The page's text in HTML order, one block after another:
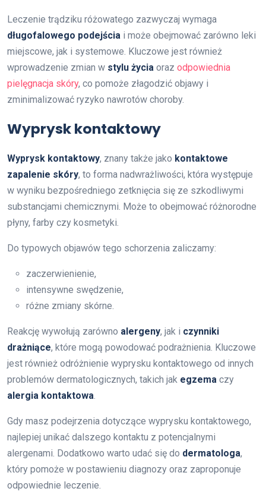
Leczenie trądziku różowatego zazwyczaj wymaga
długofalowego podejścia i może obejmować zarówno leki
miejscowe, jak i systemowe. Kluczowe jest również
wprowadzenie zmian w stylu życia oraz odpowiednia
pielęgnacja skóry, co pomoże złagodzić objawy i
zminimalizować ryzyko nawrotów choroby.
Wyprysk kontaktowy
Wyprysk kontaktowy, znany także jako kontaktowe
zapalenie skóry, to forma nadwrażliwości, która występuje
w wyniku bezpośredniego zetknięcia się ze szkodliwymi
substancjami chemicznymi. Może to obejmować różnorodne
płyny, farby czy kosmetyki.
Do typowych objawów tego schorzenia zaliczamy:
zaczerwienienie,
intensywne swędzenie,
różne zmiany skórne.
Reakcję wywołują zarówno alergeny, jak i czynniki
drażniące, które mogą powodować podrażnienia. Kluczowe
jest również odróżnienie wyprysku kontaktowego od innych
problemów dermatologicznych, takich jak egzema czy
alergia kontaktowa
Gdy masz podejrzenia dotyczące wyprysku kontaktowego,
najlepiej unikać dalszego kontaktu z potencjalnymi
alergenami. Dodatkowo warto udać się do dermatologa,
który pomoże w postawieniu diagnozy oraz zaproponuje
odpowiednie leczenie.